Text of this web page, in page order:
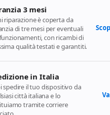
3 mesi
riparazione è coperta da
di tre mesi per eventuali
con ricambi di
qualità testati e garantiti.
in Italia
spedire il tuo dispositivo da
città italiana e lo
tramite corriere